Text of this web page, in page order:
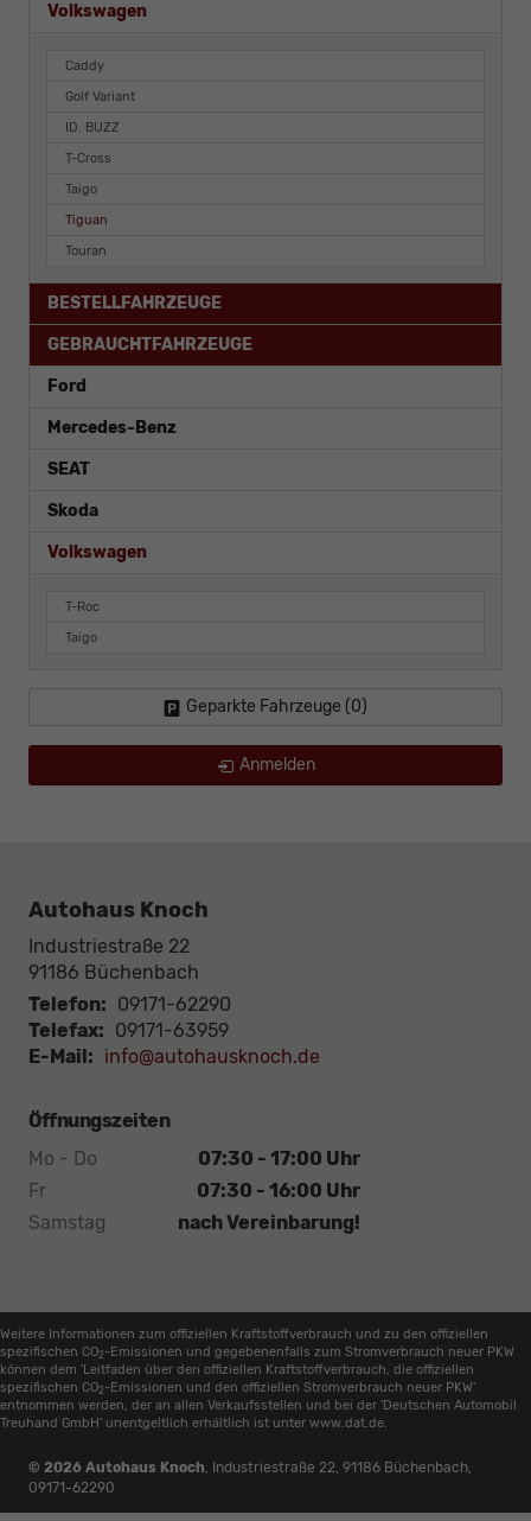
Volkswagen
Caddy
Golf Variant
ID. BUZZ
T-Cross
Taigo
Tiguan
Touran
BESTELLFAHRZEUGE
GEBRAUCHTFAHRZEUGE
Ford
Mercedes-Benz
SEAT
Skoda
Volkswagen
T-Roc
Taigo
Geparkte Fahrzeuge (0)
Anmelden
Autohaus Knoch
Industriestraße 22
91186 Büchenbach
Telefon: 09171-62290
Telefax: 09171-63959
E-Mail: info@autohausknoch.de
Öffnungszeiten
Mo - Do
07:30 - 17:00 Uhr
Fr
07:30 - 16:00 Uhr
Samstag
nach Vereinbarung!
Weitere Informationen zum offiziellen Kraftstoffverbrauch und zu den offiziellen
spezifischen CO2 -Emissionen und gegebenenfalls zum Stromverbrauch neuer PKW
können dem 'Leitfaden über den offiziellen Kraftstoffverbrauch, die offiziellen
spezifischen CO2 -Emissionen und den offiziellen Stromverbrauch neuer PKW'
entnommen werden, der an allen Verkaufsstellen und bei der 'Deutschen Automobil
Treuhand GmbH' unentgeltlich erhältlich ist unter www.dat.de.
© 2026 Autohaus Knoch, Industriestraße 22, 91186 Büchenbach,
09171-62290